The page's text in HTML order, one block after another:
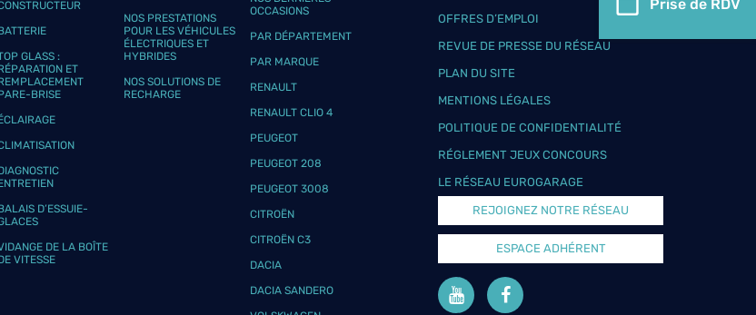
Prise de RDV
GLASS :
ET
BRISE
D’ESSUIE-
DE LA BOÎTE
VITESSE
NOS PRESTATIONS
POUR LES VÉHICULES
ÉLECTRIQUES ET
HYBRIDES
NOS SOLUTIONS DE
RECHARGE
OCCASIONS
PAR DÉPARTEMENT
PAR MARQUE
RENAULT
RENAULT CLIO 4
PEUGEOT
PEUGEOT 208
PEUGEOT 3008
CITROËN
CITROËN C3
DACIA
DACIA SANDERO
OFFRES D’EMPLOI
REVUE DE PRESSE DU RÉSEAU
PLAN DU SITE
MENTIONS LÉGALES
POLITIQUE DE CONFIDENTIALITÉ
RÉGLEMENT JEUX CONCOURS
LE RÉSEAU EUROGARAGE
REJOIGNEZ NOTRE RÉSEAU
ESPACE ADHÉRENT